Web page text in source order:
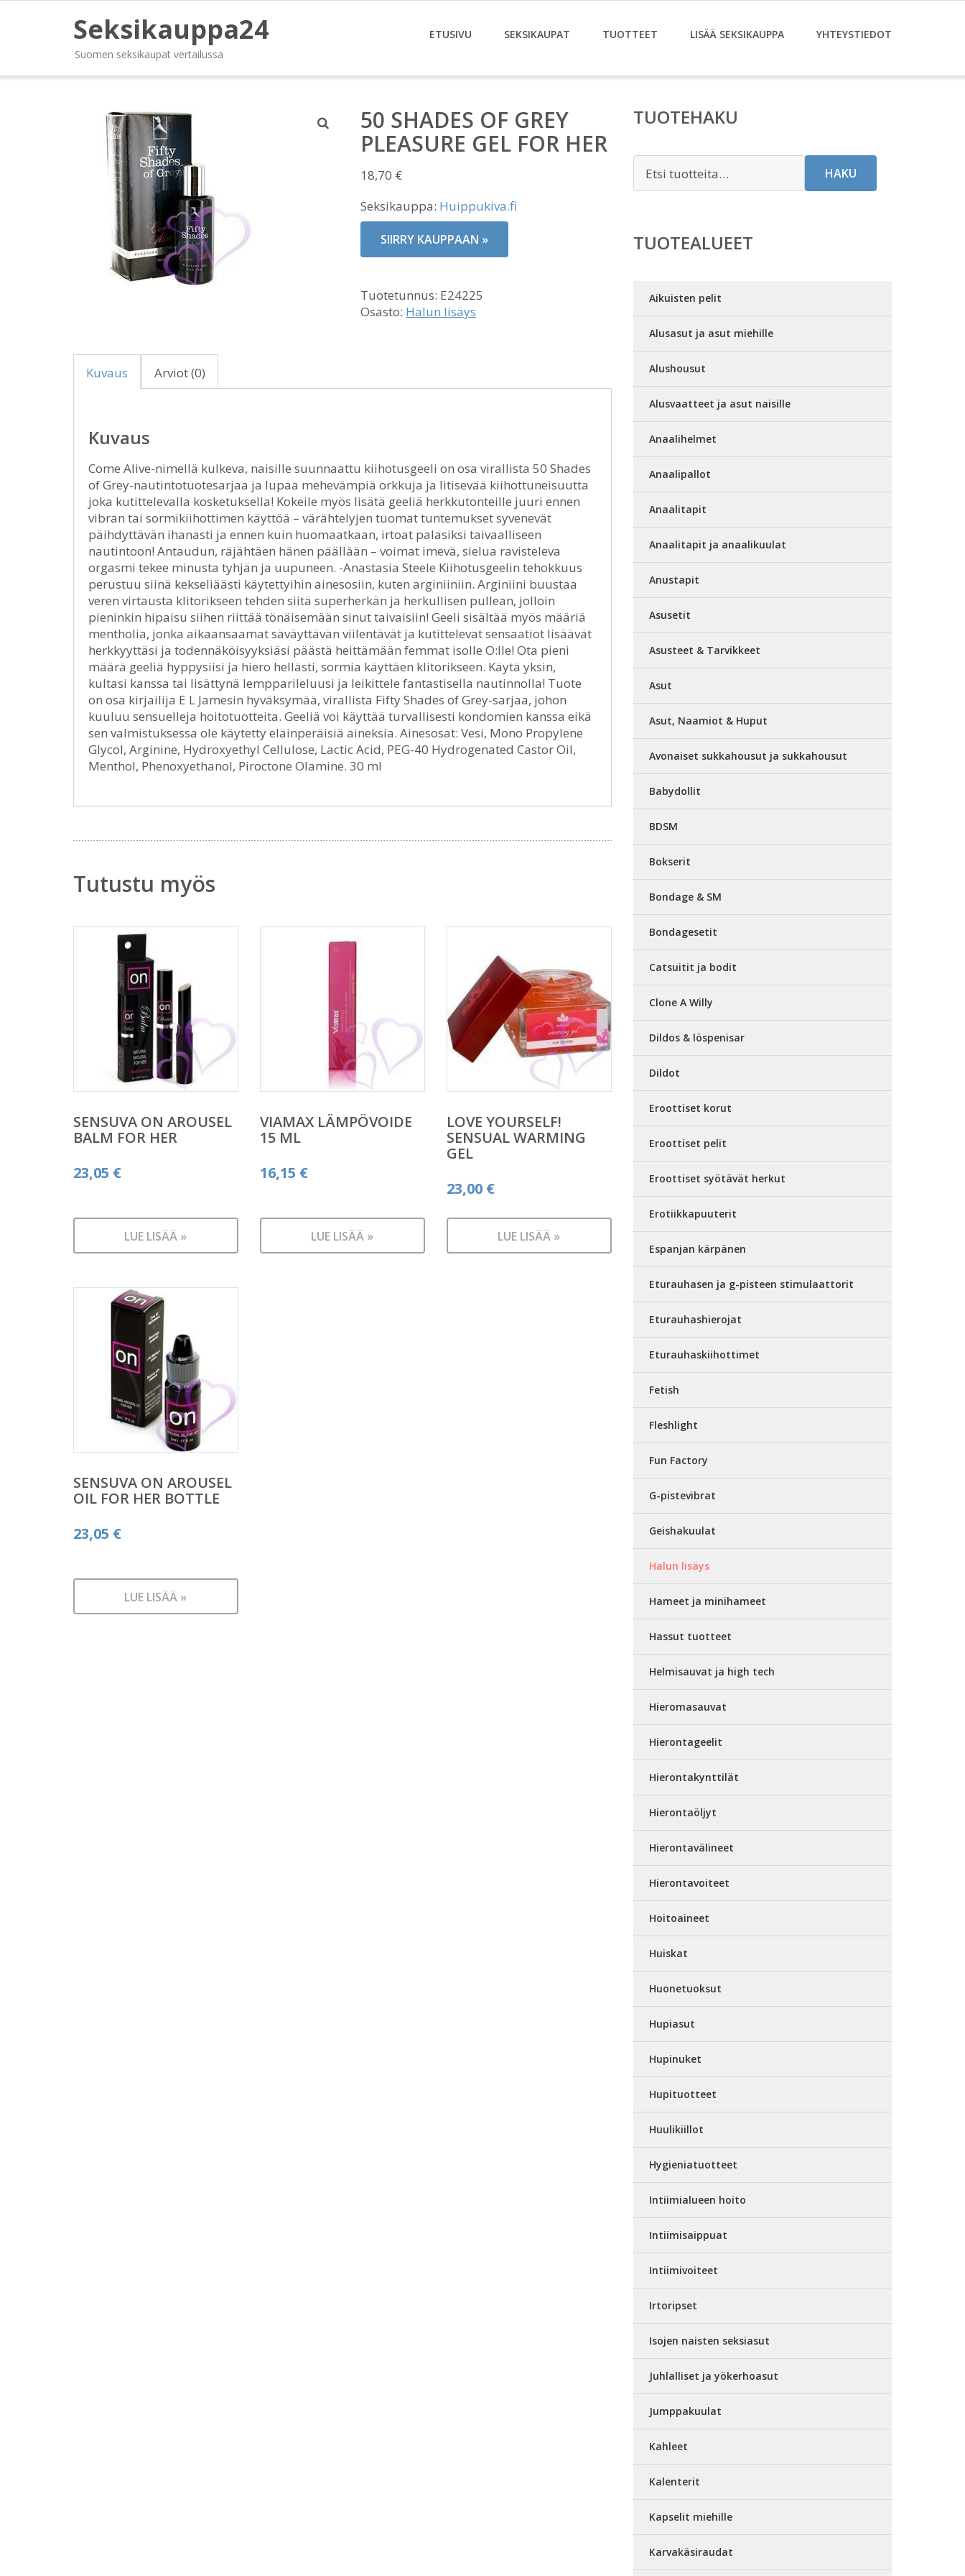
Seksikauppa24
Suomen seksikaupat vertailussa
ETUSIVU SEKSIKAUPAT TUOTTEET LISÄÄ SEKSIKAUPPA YHTEYSTIEDOT
50 SHADES OF GREY
PLEASURE GEL FOR HER
18,70 €
Seksikauppa: Huippukiva.fi
SIIRRY KAUPPAAN »
Tuotetunnus: E24225
Osasto: Halun lisäys
Kuvaus Arviot (0)
Kuvaus
Come Alive-nimellä kulkeva, naisille suunnaattu kiihotusgeeli on osa virallista 50 Shades
of Grey-nautintotuotesarjaa ja lupaa mehevämpiä orkkuja ja litisevää kiihottuneisuutta
joka kutittelevalla kosketuksella! Kokeile myös lisätä geeliä herkkutonteille juuri ennen
vibran tai sormikiihottimen käyttöä – värähtelyjen tuomat tuntemukset syvenevät
päihdyttävän ihanasti ja ennen kuin huomaatkaan, irtoat palasiksi taivaalliseen
nautintoon! Antaudun, räjähtäen hänen päällään – voimat imevä, sielua ravisteleva
orgasmi tekee minusta tyhjän ja uupuneen. -Anastasia Steele Kiihotusgeelin tehokkuus
perustuu siinä kekseliäästi käytettyihin ainesosiin, kuten arginiiniin. Arginiini buustaa
veren virtausta klitorikseen tehden siitä superherkän ja herkullisen pullean, jolloin
pieninkin hipaisu siihen riittää tönäisemään sinut taivaisiin! Geeli sisältää myös määriä
mentholia, jonka aikaansaamat säväyttävän viilentävät ja kutittelevat sensaatiot lisäävät
herkkyyttäsi ja todennäköisyyksiäsi päästä heittämään femmat isolle O:lle! Ota pieni
määrä geeliä hyppysiisi ja hiero hellästi, sormia käyttäen klitorikseen. Käytä yksin,
kultasi kanssa tai lisättynä lempparileluusi ja leikittele fantastisella nautinnolla! Tuote
on osa kirjailija E L Jamesin hyväksymää, virallista Fifty Shades of Grey-sarjaa, johon
kuuluu sensuelleja hoitotuotteita. Geeliä voi käyttää turvallisesti kondomien kanssa eikä
sen valmistuksessa ole käytetty eläinperäisiä aineksia. Ainesosat: Vesi, Mono Propylene
Glycol, Arginine, Hydroxyethyl Cellulose, Lactic Acid, PEG-40 Hydrogenated Castor Oil,
Menthol, Phenoxyethanol, Piroctone Olamine. 30 ml
Tutustu myös
SENSUVA ON AROUSEL
BALM FOR HER
23,05 €
LUE LISÄÄ »
VIAMAX LÄMPÖVOIDE
15 ML
16,15 €
LUE LISÄÄ »
LOVE YOURSELF!
SENSUAL WARMING
GEL
23,00 €
LUE LISÄÄ »
SENSUVA ON AROUSEL
OIL FOR HER BOTTLE
23,05 €
LUE LISÄÄ »
TUOTEHAKU
HAKU
TUOTEALUEET
Aikuisten pelit
Alusasut ja asut miehille
Alushousut
Alusvaatteet ja asut naisille
Anaalihelmet
Anaalipallot
Anaalitapit
Anaalitapit ja anaalikuulat
Anustapit
Asusetit
Asusteet & Tarvikkeet
Asut
Asut, Naamiot & Huput
Avonaiset sukkahousut ja sukkahousut
Babydollit
BDSM
Bokserit
Bondage & SM
Bondagesetit
Catsuitit ja bodit
Clone A Willy
Dildos & löspenisar
Dildot
Eroottiset korut
Eroottiset pelit
Eroottiset syötävät herkut
Erotiikkapuuterit
Espanjan kärpänen
Eturauhasen ja g-pisteen stimulaattorit
Eturauhashierojat
Eturauhaskiihottimet
Fetish
Fleshlight
Fun Factory
G-pistevibrat
Geishakuulat
Halun lisäys
Hameet ja minihameet
Hassut tuotteet
Helmisauvat ja high tech
Hieromasauvat
Hierontageelit
Hierontakynttilät
Hierontaöljyt
Hierontavälineet
Hierontavoiteet
Hoitoaineet
Huiskat
Huonetuoksut
Hupiasut
Hupinuket
Hupituotteet
Huulikiillot
Hygieniatuotteet
Intiimialueen hoito
Intiimisaippuat
Intiimivoiteet
Irtoripset
Isojen naisten seksiasut
Juhlalliset ja yökerhoasut
Jumppakuulat
Kahleet
Kalenterit
Kapselit miehille
Karvakäsiraudat